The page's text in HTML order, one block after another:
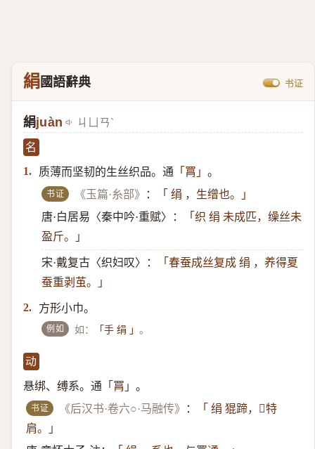
絹國語辭典 书证
絹juàn ㄐㄩㄢˋ
名
1.
质薄而坚韧的生丝织品。通 「罥」 。
书证 《玉篇·糸部》 ：
「 绢 ，生缯也。」
唐·白居易〈秦中吟·重赋〉：
「织 绢 未成匹，缲丝未
盈斤。」
宋·戴复古〈织妇叹〉：
「春蚕成丝复成 绢 ，养得夏
蚕重剥茧。」
2. 方形小巾。
例如 如： 「手 绢 」。
动
悬绑、缚系。通 「罥」 。
书证 《后汉书·卷六○·马融传》 ：
「 绢 猑蹄，𫓩特
肩。」